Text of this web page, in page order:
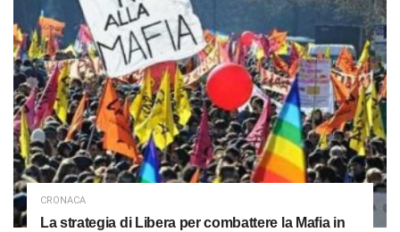
CRONACA
La strategia di Libera per combattere la Mafia in